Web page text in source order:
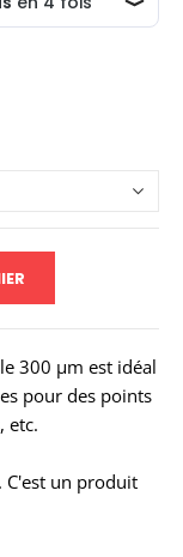
300 µm est idéal
pour des points
etc.
C'est un produit